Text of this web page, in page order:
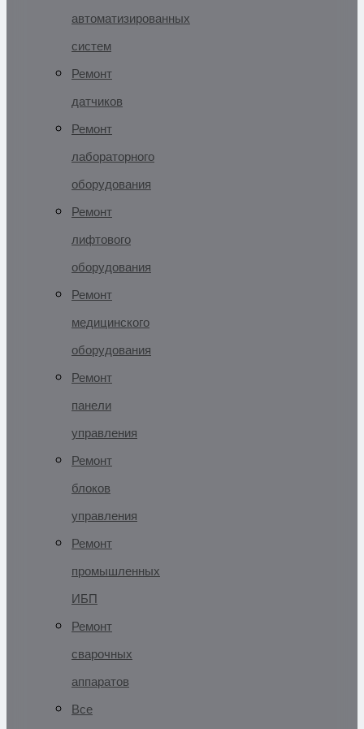
автоматизированных
систем
Ремонт
датчиков
Ремонт
лабораторного
оборудования
Ремонт
лифтового
оборудования
Ремонт
медицинского
оборудования
Ремонт
панели
управления
Ремонт
блоков
управления
Ремонт
промышленных
ИБП
Ремонт
сварочных
аппаратов
Все